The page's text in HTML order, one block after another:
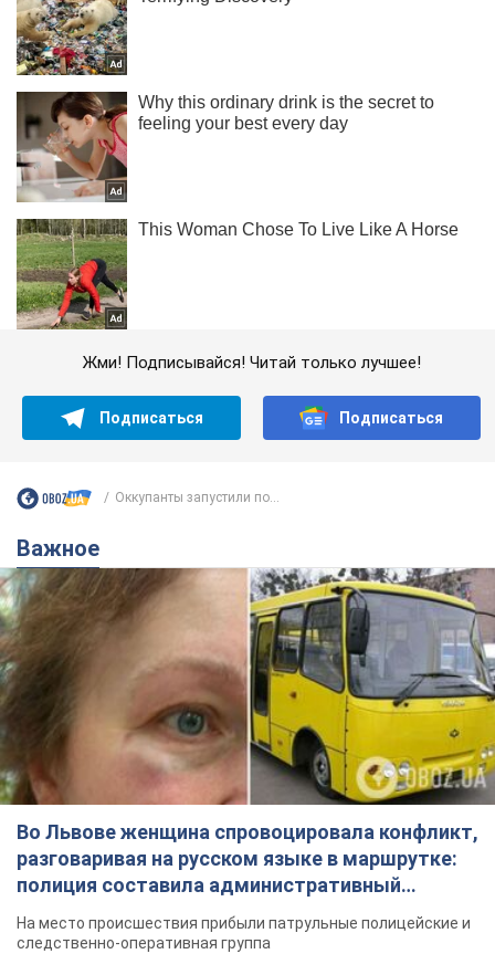
Жми! Подписывайся! Читай только лучшее!
Подписаться Подписаться
Оккупанты запустили по...
Важное
Во Львове женщина спровоцировала конфликт,
разговаривая на русском языке в маршрутке:
полиция составила административный
протокол. Видео
На место происшествия прибыли патрульные полицейские и
следственно-оперативная группа